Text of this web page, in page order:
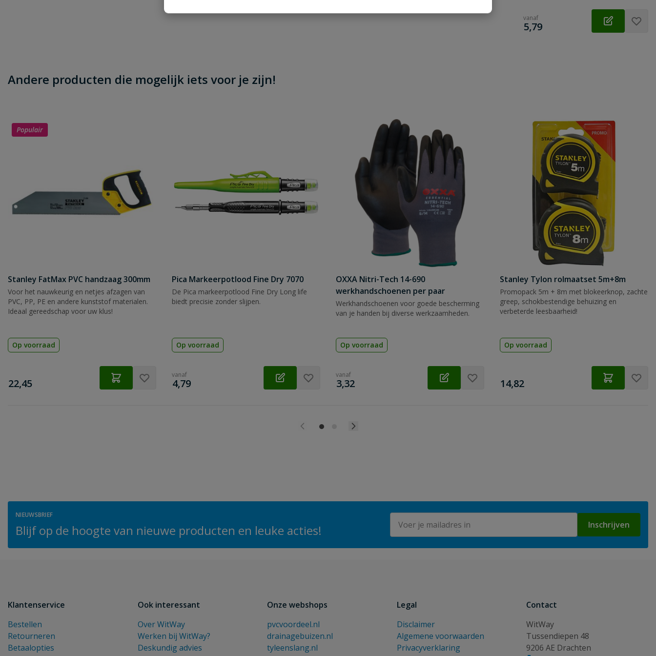
vanaf
€
5,79
Andere producten die mogelijk iets voor je zijn!
Populair
Stanley FatMax PVC handzaag 300mm
Voor het nauwkeurig en netjes afzagen van
PVC, PP, PE en andere kunststof materialen.
Ideaal gereedschap voor uw klus!
Op voorraad
€
22,45
Pica Markeerpotlood Fine Dry 7070
De Pica markeerpotlood Fine Dry Long life
biedt precisie zonder slijpen.
Op voorraad
vanaf
€
4,79
OXXA Nitri-Tech 14-690
werkhandschoenen per paar
Werkhandschoenen voor goede bescherming
van je handen bij diverse werkzaamheden.
Op voorraad
vanaf
€
3,32
Stanley Tylon rolmaatset 5m+8m
Promopack 5m + 8m met blokeerknop, zachte
greep, schokbestendige behuizing en
verbeterde leesbaarheid!
Op voorraad
€
14,82
NIEUWSBRIEF
Blijf op de hoogte van nieuwe producten en leuke acties! Inschrijven
Klantenservice
Bestellen
Retourneren
Betaalopties
Ook interessant
Over WitWay
Werken bij WitWay?
Deskundig advies
Onze webshops
pvcvoordeel.nl
drainagebuizen.nl
tyleenslang.nl
Legal
Disclaimer
Algemene voorwaarden
Privacyverklaring
Contact
WitWay
Tussendiepen 48
9206 AE Drachten